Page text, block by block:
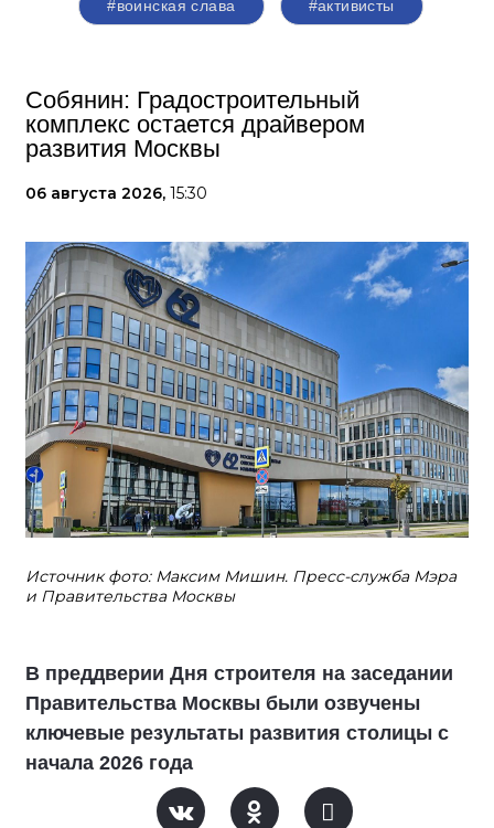
#воинская слава #активисты
Собянин: Градостроительный
комплекс остается драйвером
развития Москвы
06 августа 2026, 15:30
Источник фото: Максим Мишин. Пресс-служба Мэра
и Правительства Москвы
В преддверии Дня строителя на заседании
Правительства Москвы были озвучены
ключевые результаты развития столицы с
начала 2026 года